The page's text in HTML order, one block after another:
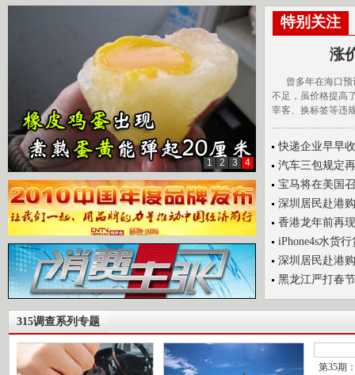
1 2 3 4
特别关注
涨
曾多年在海口预
不足，虽价格提高
宰客、换标签等违
快递企业早早
汽车三包规定
宝马将在美国
深圳居民赴港
香港龙年前再
iPhone4s水货
深圳居民赴港
黑龙江严打春
315调查系列专题
第35期：礼品